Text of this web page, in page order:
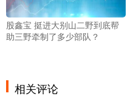
股鑫宝 挺进大别山二野到底帮
助三野牵制了多少部队？
相关评论